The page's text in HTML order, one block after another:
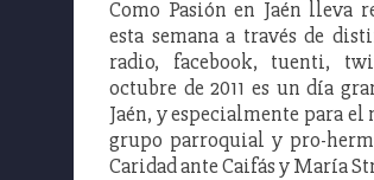
Como Pasión en Jaén lleva
esta semana a través de
radio, facebook, tuenti,
octubre de 2011 es un día
Jaén, y especialmente para
grupo parroquial y pro-
Caridad ante Caifás y María